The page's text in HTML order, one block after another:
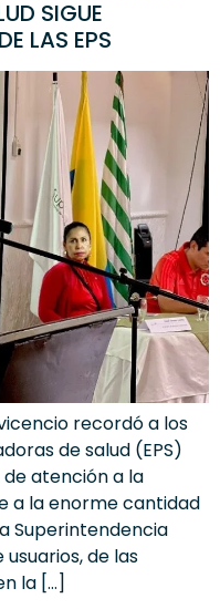
SIGUE
LAS EPS
recordó a los
de salud (EPS)
atención a la
a la enorme cantidad
Superintendencia
de las
la […]